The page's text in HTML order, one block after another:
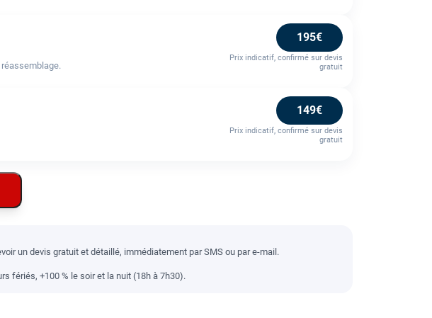
195€
Prix indicatif, confirmé sur devis
gratuit
149€
Prix indicatif, confirmé sur devis
gratuit
un devis gratuit et détaillé, immédiatement par SMS ou par e-mail.
fériés, +100 % le soir et la nuit (18h à 7h30).